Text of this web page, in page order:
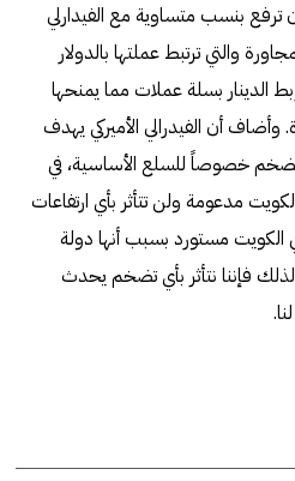
أن ترفع بنسب متساوية مع الفيدارلي
والتي ترتبط عملتها بالدولار
الدينار بسلة عملات مما يمنحها
أن الفيدرالي الأميركي يهدف
خصوصاً للسلع الأساسية، في
مدعومة ولن تتأثر بأي ارتفاعات
الكويت مستورد بسبب أنها دولة
فإننا نتأثر بأي تضخم يحدث